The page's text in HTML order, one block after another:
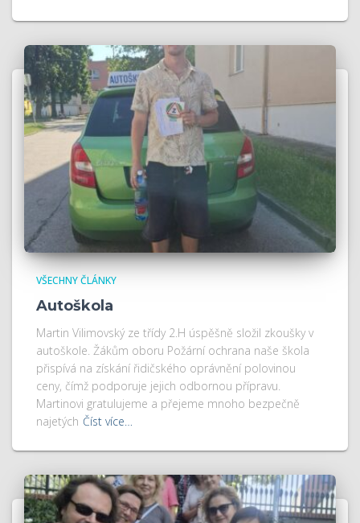
VŠECHNY ČLÁNKY
Autoškola
Martin Vilimovský ze třídy 2.H úspěšně složil zkoušky v
autoškole. Žákům oboru Požární ochrana naše škola
přispívá na získání řidičského oprávnění polovinou
ceny, čímž podporuje jejich odbornou přípravu.
Martinovi gratulujeme a přejeme mnoho bezpečně
najetých Číst více…